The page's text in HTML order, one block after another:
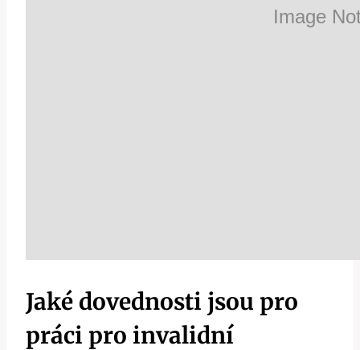
Jaké dovednosti jsou pro
práci pro invalidní